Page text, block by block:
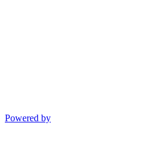
Powered by